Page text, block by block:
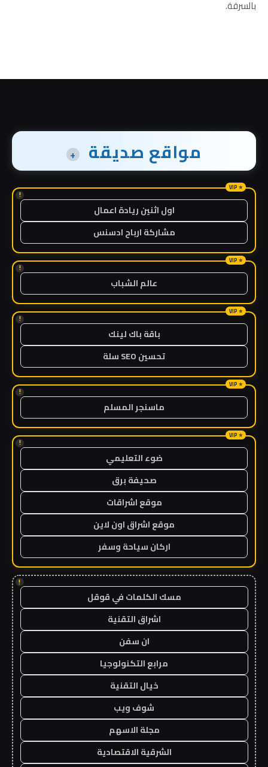
بالسرقة.
مواقع صديقة +
!
اول اثنين ريادة اعمال
مشاركة ارباح ادسنس
!
عالم الشباب
!
باقة باك لينك
تحسين SEO سلة
!
ماسنجر المسلم
!
ضوء التعليمي
صحيفة برق
موقع اشراقات
موقع اشراق اون لاين
اركان سياحة وسفر
!
مسك الكلمات في قوقل
اشراق التقنية
ان سفن
مرابع التكنولوجيا
خيال التقنية
شوف ويب
مجلة الاسهم
الشرقية الاقتصادية